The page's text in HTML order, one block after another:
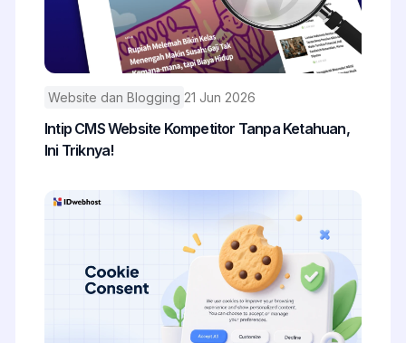
Website dan Blogging 21 Jun 2026
Intip CMS Website Kompetitor Tanpa Ketahuan,
Ini Triknya!